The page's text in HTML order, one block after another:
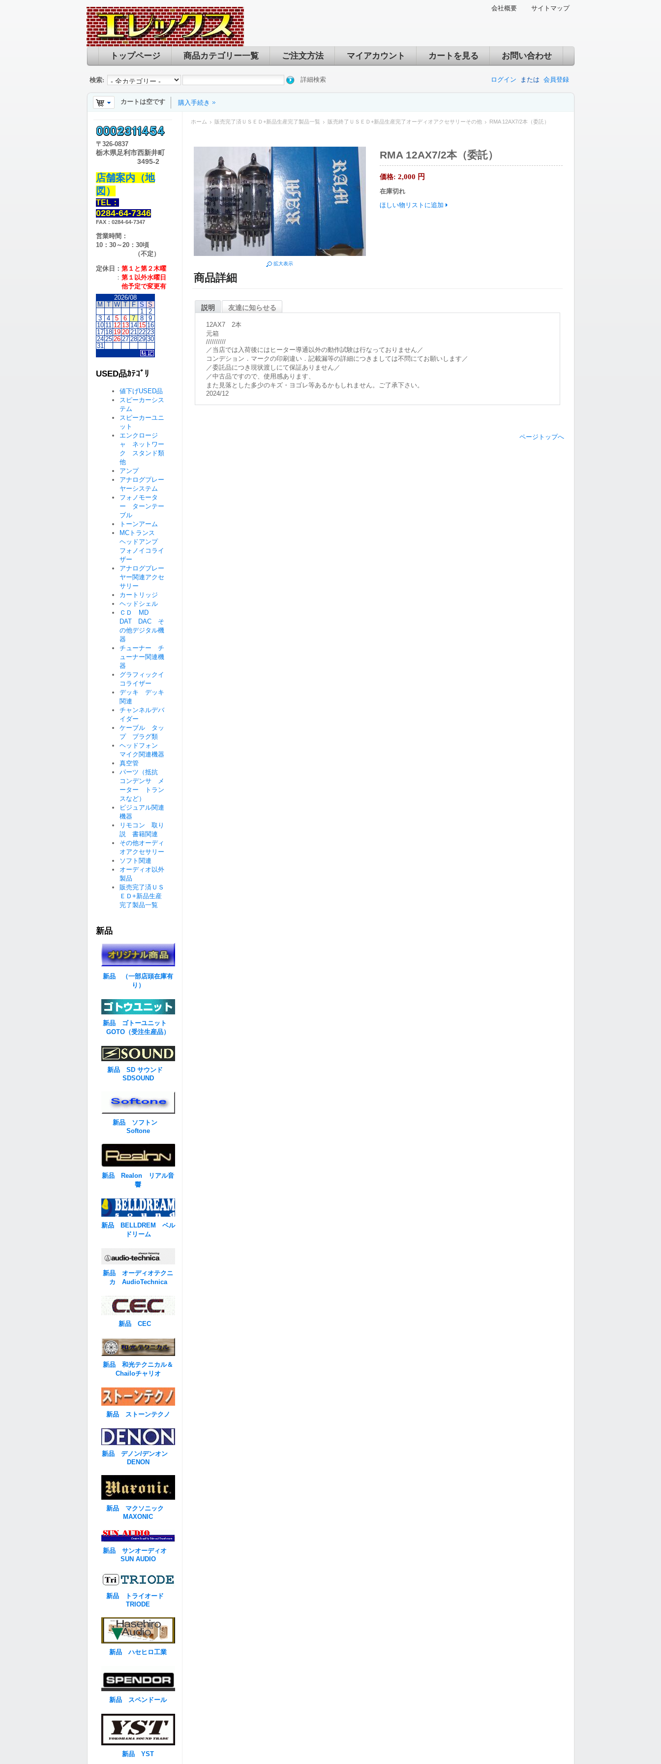
会社概要 サイトマップ
トップページ 商品カテゴリー一覧 ご注文方法 マイアカウント カートを見る お問い合わせ
ログイン または 会員登録
検索: 詳細検索
カートは空です 購入手続き
ホーム 販売完了済ＵＳＥＤ+新品生産完了製品一覧 販売終了ＵＳＥＤ+新品生産完了オーディオアクセサリーその他 RMA 12AX7/2本（委託）
拡大表示
RMA 12AX7/2本（委託）
価格: 2,000 円
在庫切れ
ほしい物リストに追加
商品詳細
説明 友達に知らせる
12AX7 2本
元箱
//////////
／当店では入荷後にはヒーター導通以外の動作試験は行なっておりません／
コンデション．マークの印刷違い．記載漏等の詳細につきましては不問にてお願いします／
／委託品につき現状渡しにて保証ありません／
／中古品ですので、使用感あります、
また見落とした多少のキズ・ヨゴレ等あるかもしれません。ご了承下さい。
2024/12
ページトップへ
〒 326-0837
栃木県足利市西新井町
3495-2
店舗案内（地
図）
TEL：
0284-64-7346
FAX：0284-64-7347
営業時間：
10：30～20：30頃
（不定）
定休日： 第１と第２木曜
： 第１以外水曜日
他予定で変更有
2026/08
M
T W T F S S
1
2
3
4 5 6 7 8
9
10 11 12 13 14 15 16
17 18 19 20 21 22 23
24 25 26 27 28 29 30
31
USED品ｶﾃｺﾞﾘ
値下げUSED品
スピーカーシス
テム
スピーカーユニ
ット
エンクロージ
ャ ネットワー
ク スタンド類
他
アンプ
アナログプレー
ヤーシステム
フォノモータ
ー ターンテー
ブル
トーンアーム
MCトランス
ヘッドアンプ
フォノイコライ
ザー
アナログプレー
ヤー関連アクセ
サリー
カートリッジ
ヘッドシェル
ＣＤ MD
DAT DAC そ
の他デジタル機
器
チューナー チ
ューナー関連機
器
グラフィックイ
コライザー
デッキ デッキ
関連
チャンネルデバ
イダー
ケーブル タッ
プ プラグ類
ヘッドフォン
マイク関連機器
真空管
パーツ（抵抗
コンデンサ メ
ーター トラン
スなど）
ビジュアル関連
機器
リモコン 取り
説 書籍関連
その他オーディ
オアクセサリー
ソフト関連
オーディオ以外
製品
販売完了済ＵＳ
ＥＤ+新品生産
完了製品一覧
新品
新品 （一部店頭在庫有
り）
新品 ゴトーユニット
GOTO（受注生産品）
新品 SD サウンド
SDSOUND
新品 ソフトン
Softone
新品 Realon リアル音
響
新品 BELLDREM ベル
ドリーム
新品 オーディオテクニ
カ AudioTechnica
新品 CEC
新品 和光テクニカル＆
Chailoチャリオ
新品 ストーンテクノ
新品 デノン/デンオン
DENON
新品 マクソニック
MAXONIC
新品 サンオーディオ
SUN AUDIO
新品 トライオード
TRIODE
新品 ハセヒロ工業
新品 スペンドール
新品 YST